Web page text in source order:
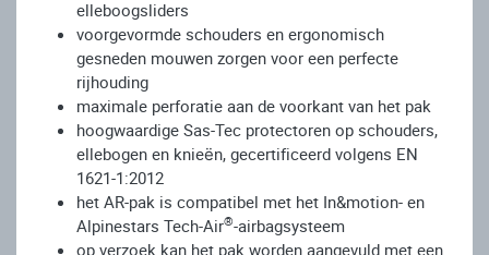
elleboogsliders
voorgevormde schouders en ergonomisch
gesneden mouwen zorgen voor een perfecte
rijhouding
maximale perforatie aan de voorkant van het pak
hoogwaardige Sas-Tec protectoren op schouders,
ellebogen en knieën, gecertificeerd volgens EN
1621-1:2012
het AR-pak is compatibel met het In&motion- en
Alpinestars Tech-Air®-airbagsysteem
op verzoek kan het pak worden aangevuld met een